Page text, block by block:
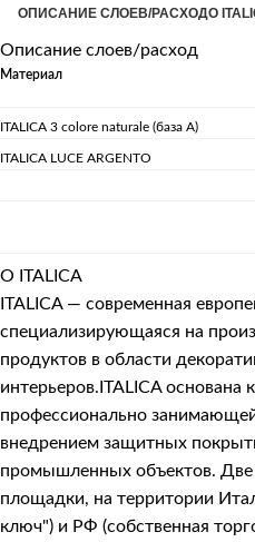
ОПИСАНИЕ СЛОЕВ/РАСХОДО
Описание слоев/расход
Материал
ITALICA 3 colore naturale (база А)
ITALICA LUCE ARGENTO
О ITALICA
ITALICA — современная
специализирующаяся на
продуктов в области
интерьеров.ITALICA основана
профессионально
внедрением защитных
промышленных объектов. Две
площадки, на территории
ключ") и РФ (собственная